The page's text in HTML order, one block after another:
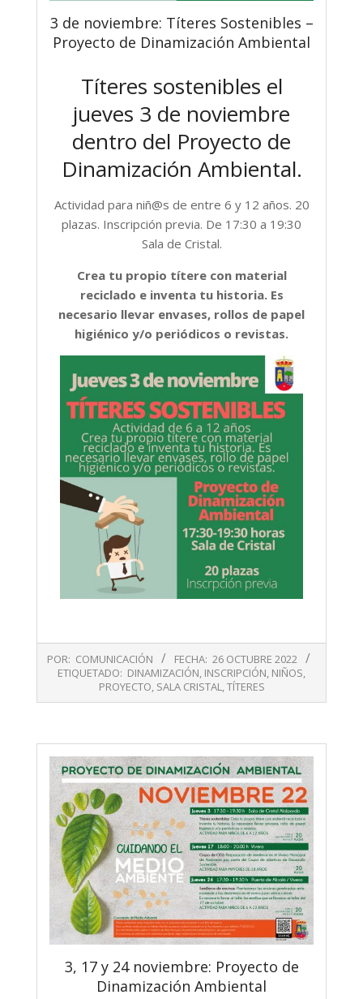
3 de noviembre: Títeres Sostenibles –
Proyecto de Dinamización Ambiental
Títeres sostenibles el
jueves 3 de noviembre
dentro del Proyecto de
Dinamización Ambiental.
Actividad para niñ@s de entre 6 y 12 años. 20
plazas. Inscripción previa. De 17:30 a 19:30
Sala de Cristal.
Crea tu propio títere con material
reciclado e inventa tu historia. Es
necesario llevar envases, rollos de papel
higiénico y/o periódicos o revistas.
10-
POR: COMUNICACIÓN FECHA: 26 OCTUBRE 2022
ETIQUETADO: DINAMIZACIÓN, INSCRIPCIÓN, NIÑOS,
PROYECTO, SALA CRISTAL,TÍTERES
3, 17 y 24 noviembre: Proyecto de
Dinamización Ambiental